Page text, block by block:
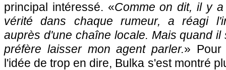
principal intéressé. «Comme on dit, il y
vérité dans chaque rumeur, a réagi
auprès d'une chaîne locale. Mais quand il
préfère laisser mon agent parler.» Pour
l'idée de trop en dire, Bulka s'est montré